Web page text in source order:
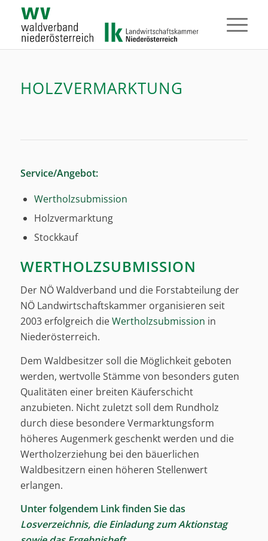
HOLZVERMARKTUNG
Service/Angebot:
Wertholzsubmission
Holzvermarktung
Stockkauf
WERTHOLZSUBMISSION
Der NÖ Waldverband und die Forstabteilung der
NÖ Landwirtschaftskammer organisieren seit
2003 erfolgreich dieWertholzsubmission in
Niederösterreich.
Dem Waldbesitzer soll die Möglichkeit geboten
werden, wertvolle Stämme von besonders guten
Qualitäten einer breiten Käuferschicht
anzubieten. Nicht zuletzt soll dem Rundholz
durch diese besondere Vermarktungsform
höheres Augenmerk geschenkt werden und die
Wertholzerziehung bei den bäuerlichen
Waldbesitzern einen höheren Stellenwert
erlangen.
Unter folgendem Link finden Sie das
Losverzeichnis, die Einladung zum Aktionstag